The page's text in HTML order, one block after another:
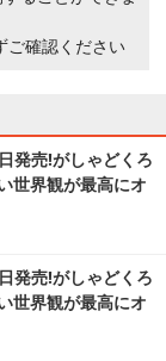
ご確認ください
発売!がしゃどくろ
世界観が最高にオ
発売!がしゃどくろ
世界観が最高にオ